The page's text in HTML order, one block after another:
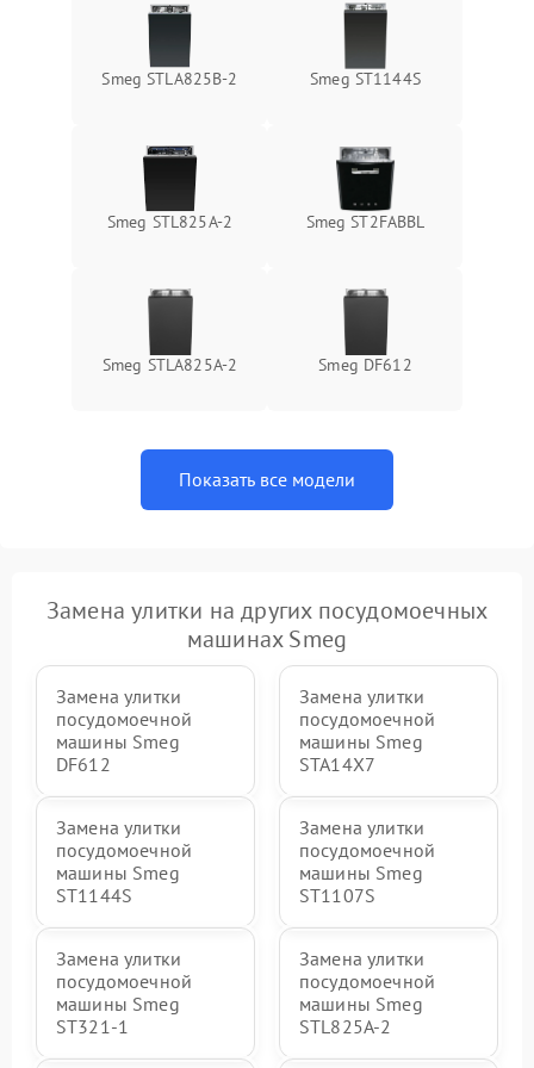
Smeg STLA825B-2 Smeg ST1144S
Smeg STL825A-2 Smeg ST2FABBL
Smeg STLA825A-2 Smeg DF612
Показать все модели
Замена улитки на других посудомоечных
машинах Smeg
Замена улитки
посудомоечной
машины Smeg
DF612
Замена улитки
посудомоечной
машины Smeg
STA14X7
Замена улитки
посудомоечной
машины Smeg
ST1144S
Замена улитки
посудомоечной
машины Smeg
ST1107S
Замена улитки
посудомоечной
машины Smeg
ST321-1
Замена улитки
посудомоечной
машины Smeg
STL825A-2